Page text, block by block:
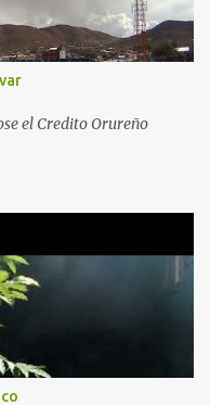
el Credito Orureño